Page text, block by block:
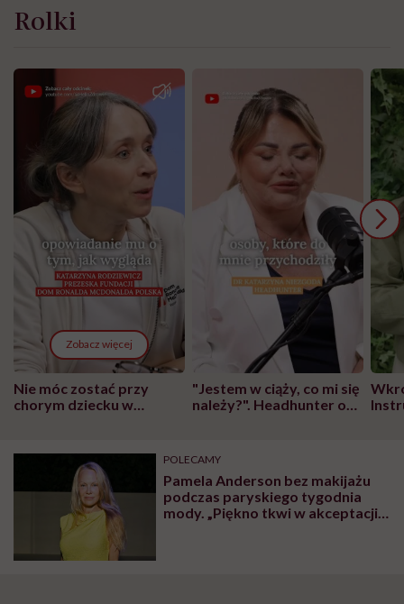
Rolki
Zobacz więcej
Nie móc zostać przy
chorym dziecku w
może chyba tylko
głupota i brak
wyobraźni"
"Jestem w ciąży, co mi się
należy?". Headhunter o
pracy
POLECAMY
Pamela Anderson bez makijażu
podczas paryskiego tygodnia
mody. „Piękno tkwi w akceptacji